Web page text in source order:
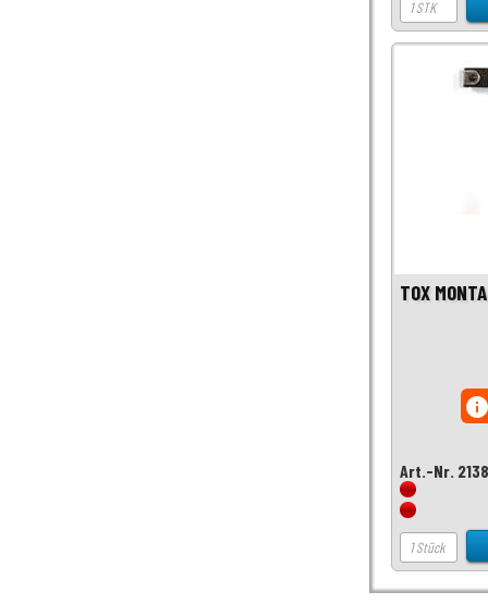
TOX
Art.-Nr.